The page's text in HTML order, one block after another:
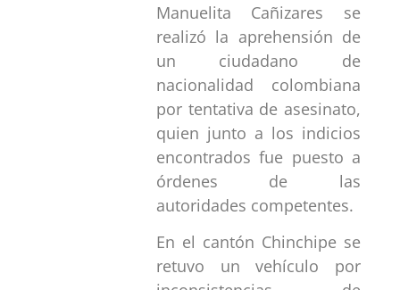
Manuelita Cañizares se
realizó la aprehensión de
un ciudadano de
nacionalidad colombiana
por tentativa de asesinato,
quien junto a los indicios
encontrados fue puesto a
órdenes de las
autoridades competentes.
En el cantón Chinchipe se
retuvo un vehículo por